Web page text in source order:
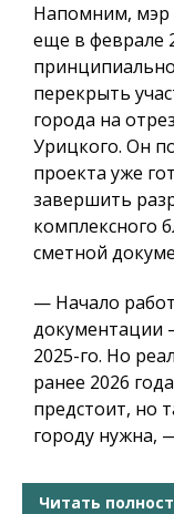
Напомним, мэр
еще в феврале
перекрыть
города на
Урицкого. Он
проекта уже
завершить
комплексного
сметной
— Начало
документации
2025-го. Но
ранее 2026
предстоит, но
городу нужна,
Читать